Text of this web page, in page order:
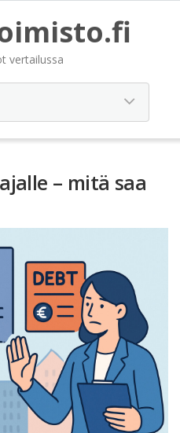
vertailussa
– mitä saa